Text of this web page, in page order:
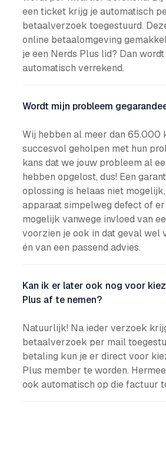
een ticket krijg je automatisch
betaalverzoek toegestuurd.
online betaalomgeving
je een Nerds Plus lid? Dan
automatisch verrekend.
Wordt mijn probleem
Wij hebben al meer dan 65.000
succesvol geholpen met hun
kans dat we jouw probleem al
hebben opgelost, dus! Een
oplossing is helaas niet
apparaat simpelweg defect of
mogelijk vanwege invloed van
voorzien je ook in dat geval wel
én van een passend advies.
Kan ik er later ook nog voor
Plus af te nemen?
Natuurlijk! Na ieder verzoek
betaalverzoek per mail
betaling kun je er direct voor
Plus member te worden.
ook automatisch op die factuur